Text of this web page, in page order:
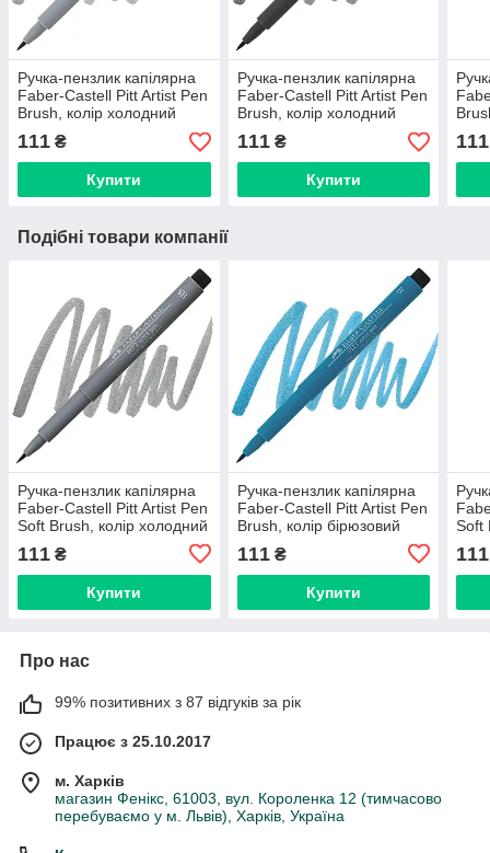
Ручка-пензлик капілярна
Faber-Castell Pitt Artist Pen
Brush, колір холодний
сірий III №232, 167432
111 ₴
Купити
Ручка-пензлик капілярна
Faber-Castell Pitt Artist Pen
Brush, колір холодний
сірий VI №235, 167435
111₴
Купити
111
Подібні товари компанії
Ручка-пензлик капілярна
Faber-Castell Pitt Artist Pen
Soft Brush, колір холодний
111 ₴
Купити
Ручка-пензлик капілярна
Faber-Castell Pitt Artist Pen
Brush, колір бірюзовий
111₴
Купити
Soft
111
Про нас
99% позитивних з 87 відгуків за рік
Працює з 25.10.2017
м. Харків
магазин Фенікс, 61003, вул. Короленка 12 (тимчасово
перебуваємо у м. Львів), Харків, Україна